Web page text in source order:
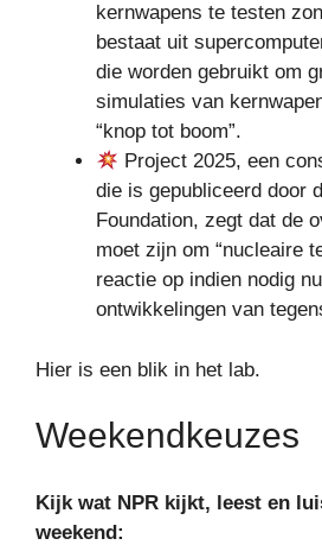
kernwapens te testen
bestaat uit
die worden gebruikt om
simulaties van
“knop tot boom”.
Project 2025, een
die is gepubliceerd door
Foundation, zegt dat de
moet zijn om “nucleaire
reactie op indien nodig
ontwikkelingen van
Hier is een blik in het lab.
Weekendkeuzes
Kijk wat NPR kijkt, leest en
weekend: